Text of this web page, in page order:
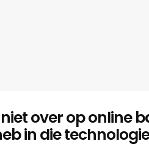
over op online
in die